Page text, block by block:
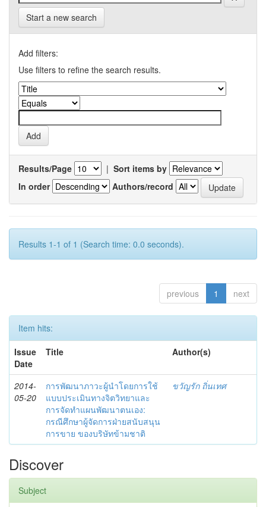
Start a new search
Add filters:
Use filters to refine the search results.
Results/Page | Sort items by
In order
Authors/record
Results 1-1 of 1 (Search time: 0.0 seconds).
previous 1 next
Item hits:
Issue
Date
Title Author(s)
2014-
05-20
การพัฒนาภาวะผู้นำโดยการใช้
แบบประเมินทางจิตวิทยาและ
การจัดทำแผนพัฒนาตนเอง:
กรณีศึกษาผู้จัดการฝ่ายสนับสนุน
การขาย ของบริษัทข้ามชาติ
ขวัญรัก ถิ่นเทศ
Discover
Subject